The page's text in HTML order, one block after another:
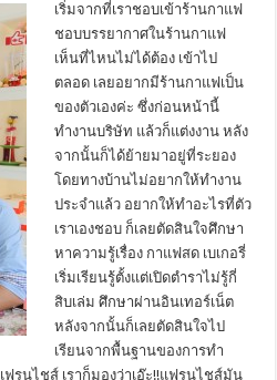
เริ่มจากที่เราชอบเข้าร้านกาแฟ
ชอบบรรยากาศในร้านกาแฟ
เห็นที่ไหนไม่ได้ต้อง เข้าไป
ตลอด เลยอยากมีร้านกาแฟเป็น
ของตัวเองค่ะ ซึ่งก่อนหน้านี้
ทำงานบริษัท แล้วก็แต่งงาน หลัง
จากนั้นก็ได้ย้ายมาอยู่ที่ระยอง
โดยทางบ้านไม่อยากให้ทำงาน
ประจำแล้ว อยากให้ทำอะไรที่ตัว
เราเองชอบ ก็เลยตัดสินใจศึกษา
หาความรู้เรื่อง กาแฟสด เบเกอรี่
เริ่มเรียนรู้ตั้งแต่เปิดตำราไม่รู้กี่
สิบเล่ม ศึกษาผ่านอินเทอร์เน็ต
หลังจากนั้นก็เลยตัดสินใจไป
เรียนจากพื้นฐานของการทำ
รนไชส์ เราก็มองว่าเอ๊ะ!!แฟรนไชส์มัน